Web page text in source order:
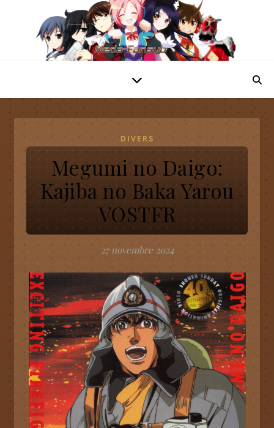
DIVERS
Megumi no Daigo:
Kajiba no Baka Yarou
VOSTFR
27 novembre 2024